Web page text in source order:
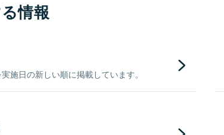
情報
施日の新しい順に掲載しています。